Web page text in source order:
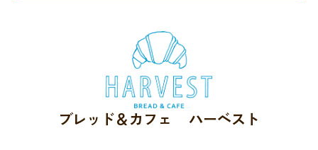
ブレッド＆カフェ ハーベスト